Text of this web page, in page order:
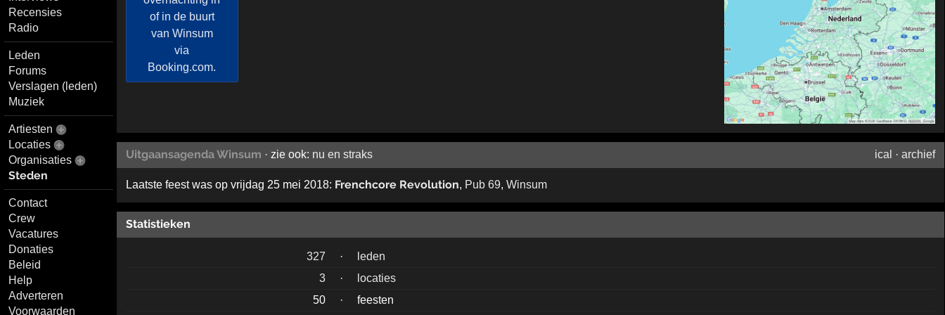
Recensies
Radio
Leden
Forums
Verslagen (leden)
Muziek
Artiesten
Locaties
Organisaties
Steden
Contact
Crew
Vacatures
Donaties
Beleid
Help
Adverteren
Voorwaarden
Uitgaansagenda Winsum · zie ook: nu en straks ical ·archief
Laatste feest was op vrijdag 25 mei 2018: Frenchcore Revolution, Pub 69, Winsum
Statistieken
327 ·
leden
3
·
locaties
50
· feesten